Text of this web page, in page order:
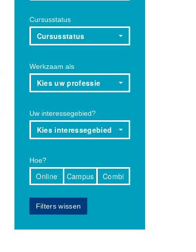
Cursusstatus
Cursusstatus
Werkzaam als
Kies uw professie
Uw interessegebied?
Kies interessegebied
Hoe?
Online Campus Combi
Filters wissen